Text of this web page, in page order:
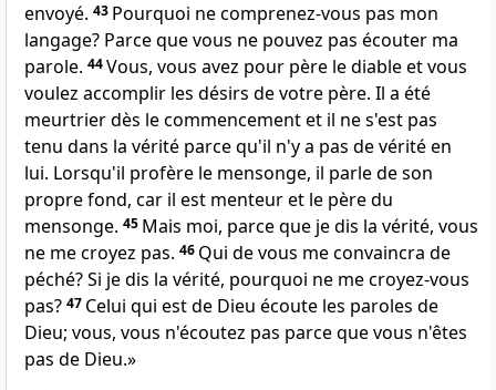
envoyé. 43 Pourquoi ne comprenez-vous pas mon
langage? Parce que vous ne pouvez pas écouter ma
parole. 44Vous, vous avez pour père le diable et vous
voulez accomplir les désirs de votre père. Il a été
meurtrier dès le commencement et il ne s'est pas
tenu dans la vérité parce qu'il n'y a pas de vérité en
lui. Lorsqu'il profère le mensonge, il parle de son
propre fond, car il est menteur et le père du
mensonge. 45 Mais moi, parce que je dis la vérité, vous
ne me croyez pas. 46 Qui de vous me convaincra de
péché? Si je dis la vérité, pourquoi ne me croyez-vous
pas? 47 Celui qui est de Dieu écoute les paroles de
Dieu; vous, vous n'écoutez pas parce que vous n'êtes
pas de Dieu.»